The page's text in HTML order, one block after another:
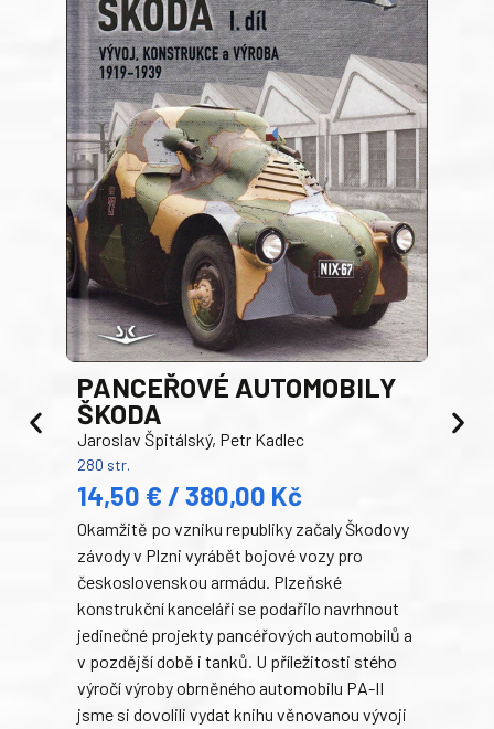
PANCEŘOVÉ AUTOMOBILY
ŠKODA
Jaroslav Špitálský, Petr Kadlec
280 str.
14,50 € / 380,00 Kč
Okamžitě po vzniku republiky začaly Škodovy
závody v Plzni vyrábět bojové vozy pro
československou armádu. Plzeňské
konstrukční kanceláři se podařilo navrhnout
jedinečné projekty pancéřových automobilů a
v pozdější době i tanků. U příležitosti stého
výročí výroby obrněného automobilu PA-II
jsme si dovolili vydat knihu věnovanou vývoji